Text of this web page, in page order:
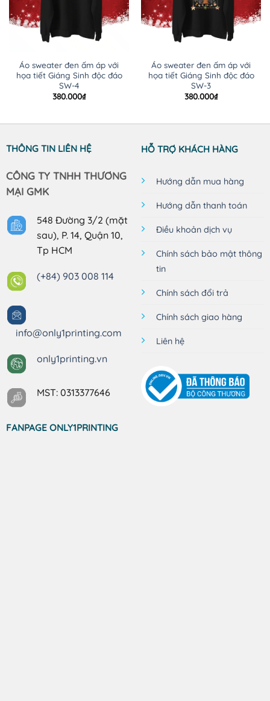
Áo sweater đen ấm áp với
họa tiết Giáng Sinh độc đáo
SW-4
380.000₫
Áo sweater đen ấm áp với
họa tiết Giáng Sinh độc đáo
SW-3
380.000₫
THÔNG TIN LIÊN HỆ
CÔNG TY TNHH THƯƠNG
MẠI GMK
548 Đường 3/2 (mặt
sau), P. 14, Quận 10,
Tp HCM
(+84) 903 008 114
info@only1printing.com
only1printing.vn
MST: 0313377646
HỖ TRỢ KHÁCH HÀNG
Hướng dẫn mua hàng
Hướng dẫn thanh toán
Điều khoản dịch vụ
Chính sách bảo mật thông
tin
Chính sách đổi trả
Chính sách giao hàng
Liên hệ
FANPAGE ONLY1PRINTING